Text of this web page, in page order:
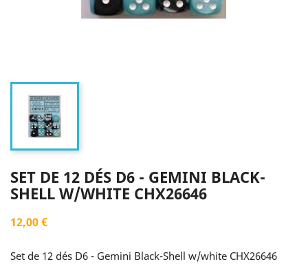
SET DE 12 DÉS D6 - GEMINI BLACK-
SHELL W/WHITE CHX26646
12,00 €
Set de 12 dés D6 - Gemini Black-Shell w/white CHX26646